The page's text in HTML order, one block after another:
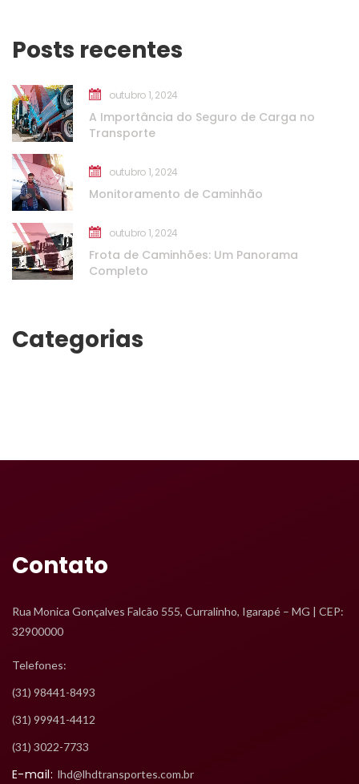
Posts recente
outubro 1, 2024
A Importância do Seguro de Carga no
Transporte
outubro 1, 2024
Monitoramento de Caminhão
outubro 1, 2024
Frota de Caminhões: Um Panorama
Completo
Categoria
Contato
Rua Monica Gonçalves Falcão 555, Curralinho, Igarapé – MG | CEP:
32900000
Telefones:
(31) 98441-8493
(31) 99941-4412
(31) 3022-7733
E-mail: lhd@lhdtransportes.com.br